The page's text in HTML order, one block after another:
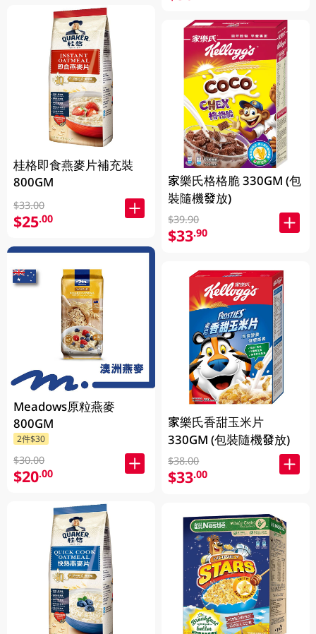
桂格即食燕麥片補充裝
800GM
$33.00
$25.00
Meadows原粒燕麥
800GM
2件$30
$30.00
$20.00
家樂氏格格脆 330GM (包
裝隨機發放)
$39.90
$33.90
家樂氏香甜玉米片
330GM (包裝隨機發放)
$38.00
$33.00